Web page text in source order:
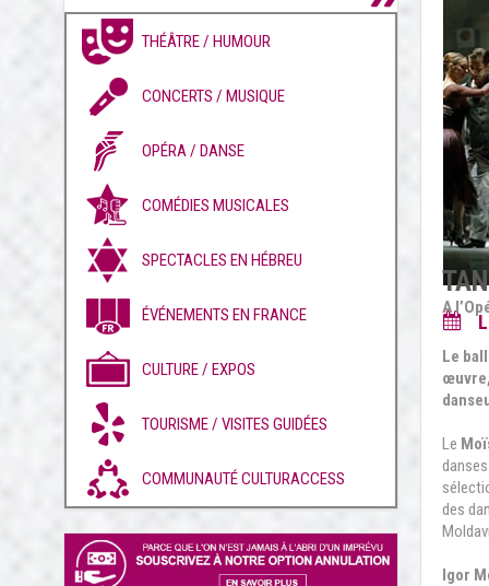
A
Le
Le
des
Igor
THÉÂTRE / HUMOUR
CONCERTS / MUSIQUE
OPÉRA / DANSE
COMÉDIES MUSICALES
SPECTACLES EN HÉBREU
ÉVÉNEMENTS EN FRANCE
CULTURE / EXPOS
TOURISME / VISITES GUIDÉES
COMMUNAUTÉ CULTURACCESS